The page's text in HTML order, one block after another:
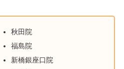
秋田院
福島院
新橋銀座口院